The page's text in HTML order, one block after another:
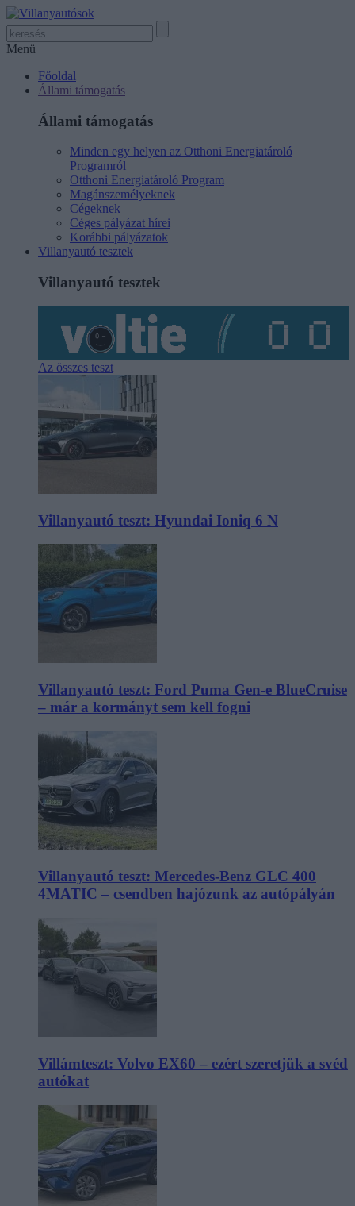
Menü
Főoldal
Állami támogatás
Állami támogatás
Minden egy helyen az Otthoni Energiatároló
Programról
Otthoni Energiatároló Program
Magánszemélyeknek
Cégeknek
Céges pályázat hírei
Korábbi pályázatok
Villanyautó tesztek
Villanyautó tesztek
Az összes teszt
Villanyautó teszt: Hyundai Ioniq 6 N
Villanyautó teszt: Ford Puma Gen-e BlueCruise
– már a kormányt sem kell fogni
Villanyautó teszt: Mercedes-Benz GLC 400
4MATIC – csendben hajózunk az autópályán
Villámteszt: Volvo EX60 – ezért szeretjük a svéd
autókat